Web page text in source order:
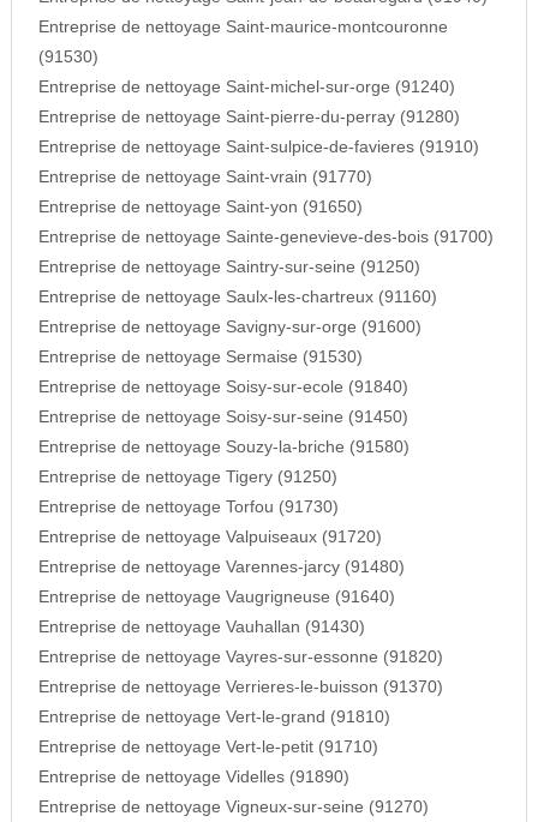
Entreprise de nettoyage Saint-maurice-montcouronne
(91530)
Entreprise de nettoyage Saint-michel-sur-orge (91240)
Entreprise de nettoyage Saint-pierre-du-perray (91280)
Entreprise de nettoyage Saint-sulpice-de-favieres (91910)
Entreprise de nettoyage Saint-vrain (91770)
Entreprise de nettoyage Saint-yon (91650)
Entreprise de nettoyage Sainte-genevieve-des-bois (91700)
Entreprise de nettoyage Saintry-sur-seine (91250)
Entreprise de nettoyage Saulx-les-chartreux (91160)
Entreprise de nettoyage Savigny-sur-orge (91600)
Entreprise de nettoyage Sermaise (91530)
Entreprise de nettoyage Soisy-sur-ecole (91840)
Entreprise de nettoyage Soisy-sur-seine (91450)
Entreprise de nettoyage Souzy-la-briche (91580)
Entreprise de nettoyage Tigery (91250)
Entreprise de nettoyage Torfou (91730)
Entreprise de nettoyage Valpuiseaux (91720)
Entreprise de nettoyage Varennes-jarcy (91480)
Entreprise de nettoyage Vaugrigneuse (91640)
Entreprise de nettoyage Vauhallan (91430)
Entreprise de nettoyage Vayres-sur-essonne (91820)
Entreprise de nettoyage Verrieres-le-buisson (91370)
Entreprise de nettoyage Vert-le-grand (91810)
Entreprise de nettoyage Vert-le-petit (91710)
Entreprise de nettoyage Videlles (91890)
Entreprise de nettoyage Vigneux-sur-seine (91270)